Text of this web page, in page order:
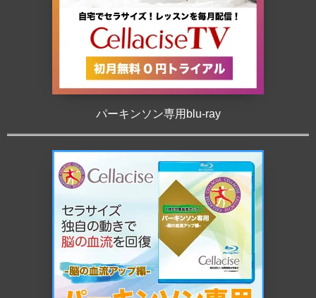
パーキンソン専用blu-ray